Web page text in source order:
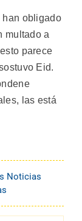
han obligado
multado a
parece
Eid.
las está
Noticias